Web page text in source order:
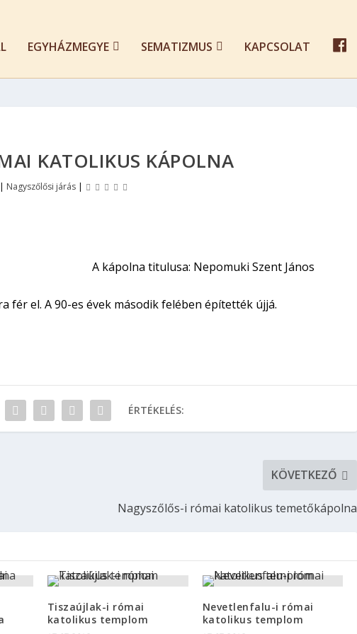
EGYHÁZMEGYE SEMATIZMUS KAPCSOLAT
E
KATOLIKUS KÁPOLNA
Nagyszőlősi járás|
A kápolna titulusa: Nepomuki Szent János
fér el. A 90-es évek második felében építették újjá.
ÉRTÉKELÉS:
KÖVETKEZŐ
Nagyszőlős-i római katolikus temetőkápolna
Tiszaújlak-i római
katolikus templom
Nevetlenfalu-i római
katolikus templom